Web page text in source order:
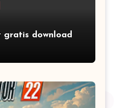
gratis download